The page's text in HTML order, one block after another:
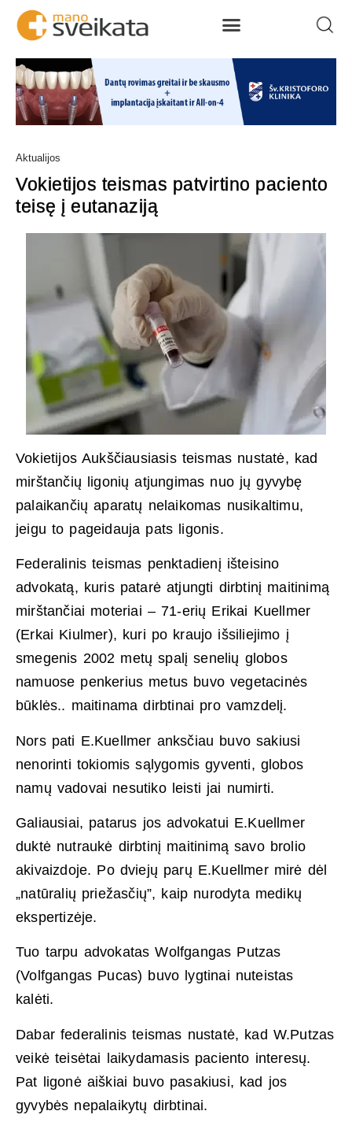
Aktualijos
Vokietijos teismas patvirtino paciento
teisę į eutanaziją
Vokietijos Aukščiausiasis teismas nustatė, kad
mirštančių ligonių atjungimas nuo jų gyvybę
palaikančių aparatų nelaikomas nusikaltimu,
jeigu to pageidauja pats ligonis.
Federalinis teismas penktadienį išteisino
advokatą, kuris patarė atjungti dirbtinį maitinimą
mirštančiai moteriai – 71-erių Erikai Kuellmer
(Erkai Kiulmer), kuri po kraujo išsiliejimo į
smegenis 2002 metų spalį senelių globos
namuose penkerius metus buvo vegetacinės
būklės.. maitinama dirbtinai pro vamzdelį.
Nors pati E.Kuellmer anksčiau buvo sakiusi
nenorinti tokiomis sąlygomis gyventi, globos
namų vadovai nesutiko leisti jai numirti.
Galiausiai, patarus jos advokatui E.Kuellmer
duktė nutraukė dirbtinį maitinimą savo brolio
akivaizdoje. Po dviejų parų E.Kuellmer mirė dėl
„natūralių priežasčių”, kaip nurodyta medikų
ekspertizėje.
Tuo tarpu advokatas Wolfgangas Putzas
(Volfgangas Pucas) buvo lygtinai nuteistas
kalėti.
Dabar federalinis teismas nustatė, kad W.Putzas
veikė teisėtai laikydamasis paciento interesų.
Pat ligonė aiškiai buvo pasakiusi, kad jos
gyvybės nepalaikytų dirbtinai.